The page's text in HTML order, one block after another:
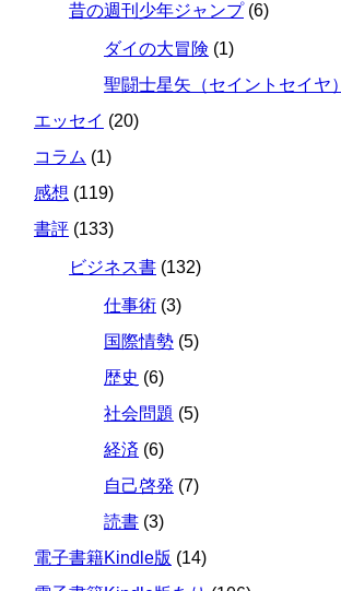
昔の週刊少年ジャンプ(6)
ダイの大冒険 (1)
聖闘士星矢（セイントセイヤ）
エッセイ (20)
コラム (1)
感想 (119)
書評 (133)
ビジネス書 (132)
仕事術 (3)
国際情勢 (5)
歴史 (6)
社会問題 (5)
経済 (6)
自己啓発 (7)
読書 (3)
電子書籍Kindle版 (14)